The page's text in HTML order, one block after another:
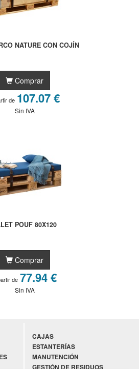
NATURE CON COJÍN
Comprar
de 107.07 €
Sin IVA
POUF 80X120
Comprar
de 77.94 €
Sin IVA
CAJAS
ESTANTERÍAS
MANUTENCIÓN